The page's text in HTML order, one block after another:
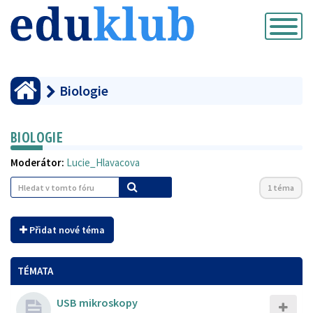
Přepnout
navigaci
Biologie
BIOLOGIE
Moderátor: Lucie_Hlavacova
1 téma
Přidat nové téma
TÉMATA
USB mikroskopy